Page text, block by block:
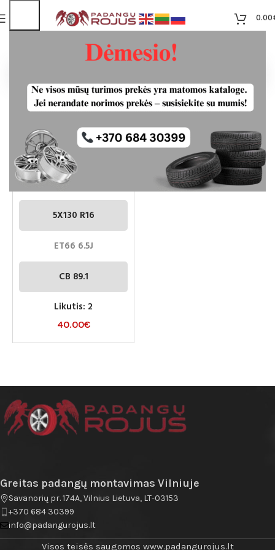
0.00
Pradžia Centrinė skylė 89.1
5×130 R16 2VNT OPEL
MOVANO RENAULT MASTER
5X130 R16
ET66 6.5J
CB 89.1
Likutis: 2
40.00€
Greitas padangų montavimas Vilniuje
Savanorių pr. 174A, Vilnius Lietuva, LT-03153
+370 684 30399
info@padangurojus.lt
Visos teisės saugomos www.padangurojus.lt